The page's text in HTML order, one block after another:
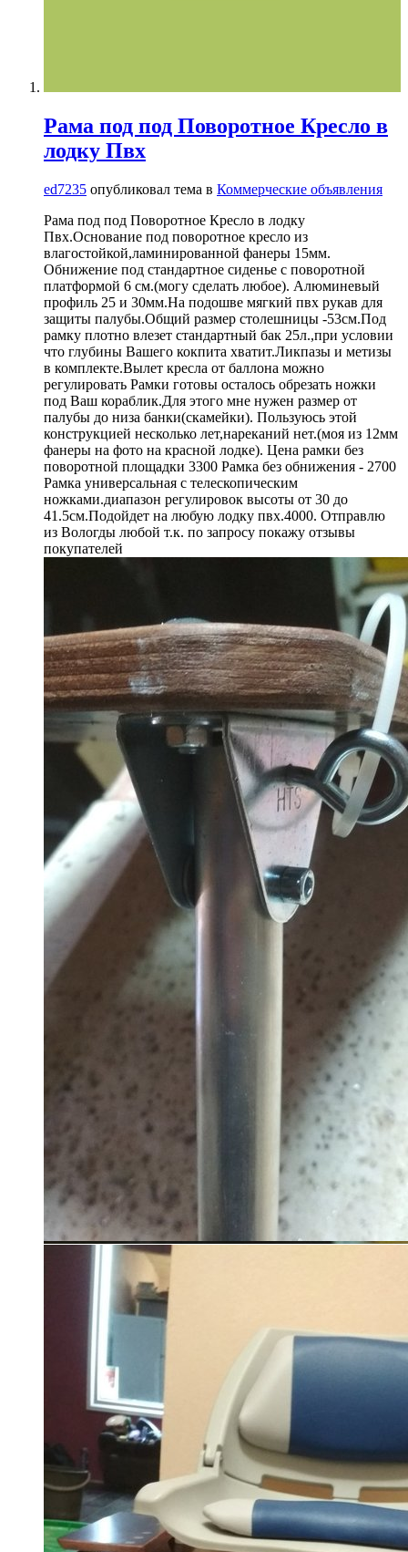
Рама под под Поворотное Кресло в
лодку Пвх
ed7235 опубликовал тема в Коммерческие объявления
Рама под под Поворотное Кресло в лодку
Пвх.Основание под поворотное кресло из
влагостойкой,ламинированной фанеры 15мм.
Обнижение под стандартное сиденье с поворотной
платформой 6 см.(могу сделать любое). Алюминевый
профиль 25 и 30мм.На подошве мягкий пвх рукав для
защиты палубы.Общий размер столешницы -53см.Под
рамку плотно влезет стандартный бак 25л.,при условии
что глубины Вашего кокпита хватит.Ликпазы и метизы
в комплекте.Вылет кресла от баллона можно
регулировать Рамки готовы осталось обрезать ножки
под Ваш кораблик.Для этого мне нужен размер от
палубы до низа банки(скамейки). Пользуюсь этой
конструкцией несколько лет,нареканий нет.(моя из 12мм
фанеры на фото на красной лодке). Цена рамки без
поворотной площадки 3300 Рамка без обнижения - 2700
Рамка универсальная с телескопическим
ножками.диапазон регулировок высоты от 30 до
41.5см.Подойдет на любую лодку пвх.4000. Отправлю
из Вологды любой т.к. по запросу покажу отзывы
покупателей